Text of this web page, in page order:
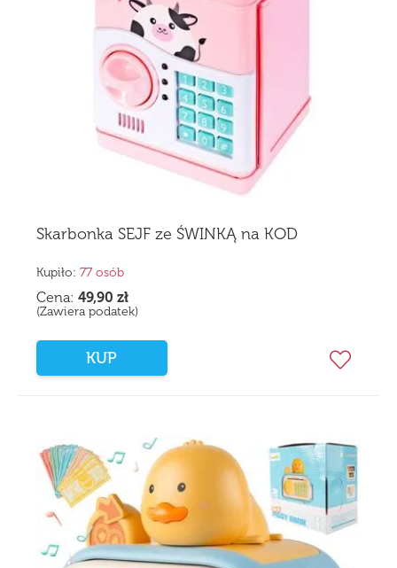
Skarbonka SEJF ze ŚWINKĄ na KOD
Kupiło: 77 osób
Cena: 49,90 zł
(Zawiera podatek)
KUP